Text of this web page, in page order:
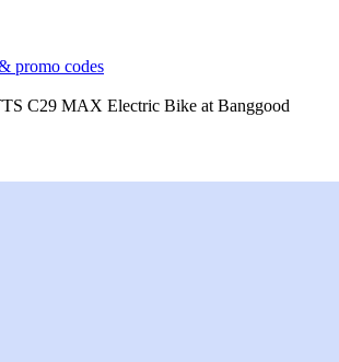
promo codes
C29 MAX Electric Bike at Banggood